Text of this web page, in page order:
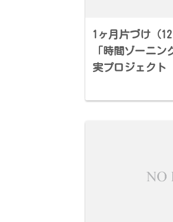
1ヶ月片づけ（
「時間ゾーニン
実プロジェクト